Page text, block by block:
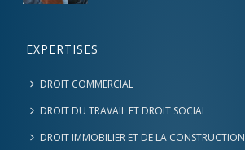
EXPERTISES
DROIT COMMERCIAL
DROIT DU TRAVAIL ET DROIT SOCIAL
DROIT IMMOBILIER ET DE LA CONSTRUCTION